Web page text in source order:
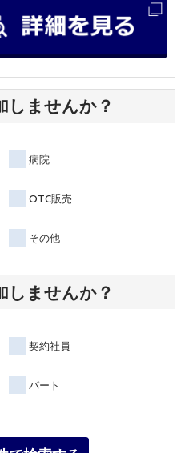
しませんか？
病院
OTC販売
その他
しませんか？
契約社員
パート